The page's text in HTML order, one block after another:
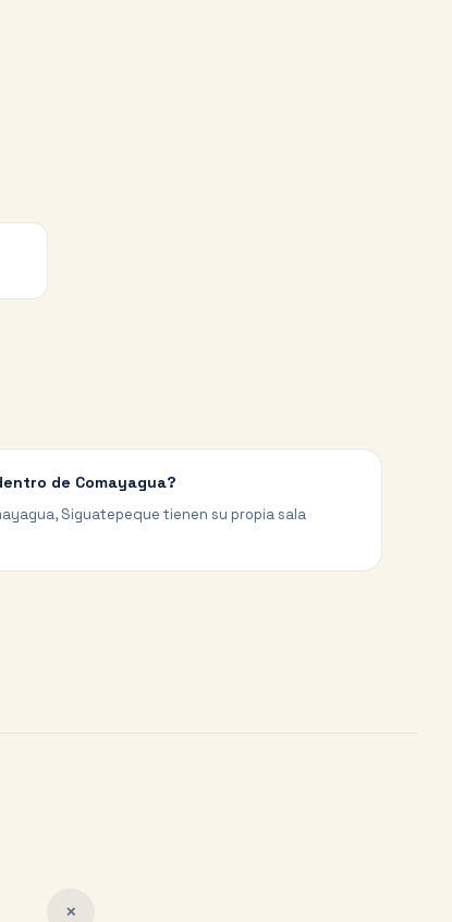
de Comayagua?
Siguatepeque tienen su propia sala
✕